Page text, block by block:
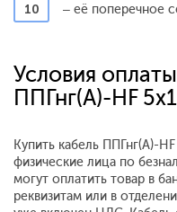
10 – её поперечное
Условия
ППГнг(А)-HF
Купить кабель ППГнг(А)-
физические лица по
могут оплатить товар в
реквизитам или в